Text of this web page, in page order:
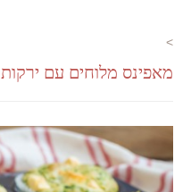
>
מאפינס מלוחים עם ירקות